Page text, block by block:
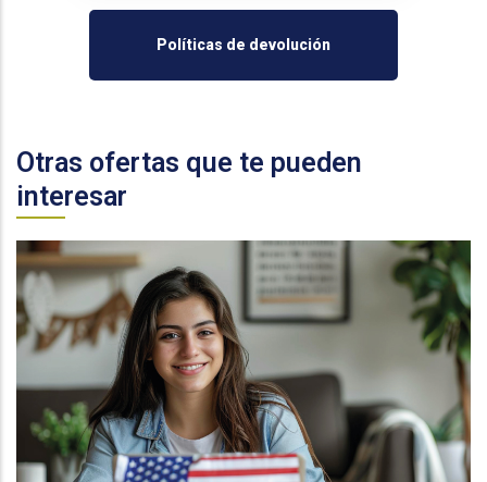
Políticas de devolución
Otras ofertas que te pueden
interesar